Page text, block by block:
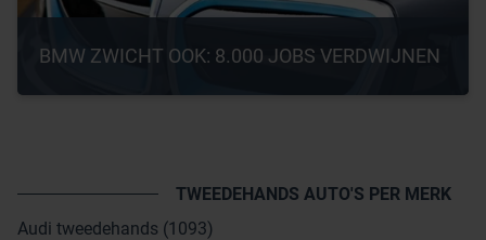
BMW ZWICHT OOK: 8.000 JOBS VERDWIJNEN
TWEEDEHANDS AUTO'S PER MERK
Audi tweedehands (1093)